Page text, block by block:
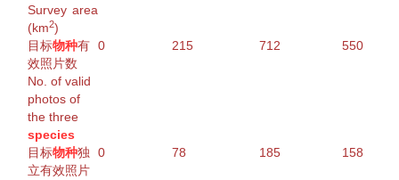
Survey area
(km2)
目标物种有
效照片数
No. of valid
photos of
the three
species
0 215 712 550
目标物种独
立有效照片
0 78 185 158